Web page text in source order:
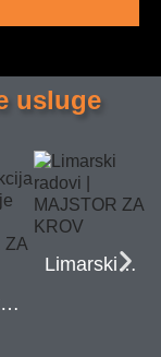
usluge
Rekonstrukcija i renoviranje krova
Limarski radovi